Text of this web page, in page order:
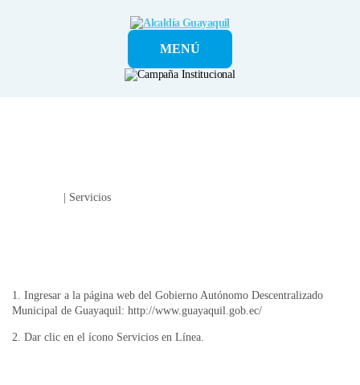
Alcaldía
GuayaquilMENÚ
| Servicios
​​​​1. Ingresar a la página web del Gobierno Autónomo Descentralizado
Municipal de Guayaquil: http://www.guayaquil.gob.ec/
2. Dar clic en el ícono Servicios en Línea.​